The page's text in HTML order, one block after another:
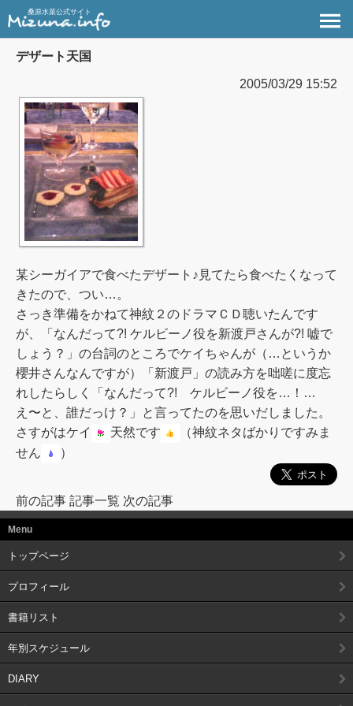
桑原水菜公式サイト
デザート天国
2005/03/29 15:52
某シーガイアで食べたデザート♪見てたら食べたくなって
きたので、つい…。
さっき準備をかねて神紋２のドラマＣＤ聴いたんです
が、「なんだって?! ケルビーノ役を新渡戸さんが?! 嘘で
しょう？」の台詞のところでケイちゃんが（…というか
櫻井さんなんですが）「新渡戸」の読み方を咄嗟に度忘
れしたらしく「なんだって?! ケルビーノ役を…！…
え〜と、誰だっけ？」と言ってたのを思いだしました。
さすがはケイ
天然です
（神紋ネタばかりですみま
せん
）
前の記事 記事一覧 次の記事
Menu
トップページ
プロフィール
書籍リスト
年別スケジュール
DIARY